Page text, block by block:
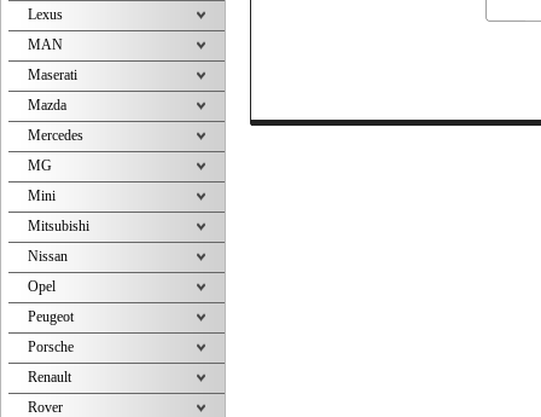
Lexus
MAN
Maserati
Mazda
Mercedes
MG
Mini
Mitsubishi
Nissan
Opel
Peugeot
Porsche
Renault
Rover